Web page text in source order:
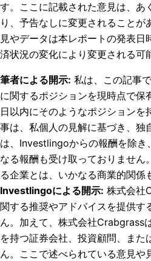
す。ここに記載された意見は、あ
り、予告なしに変更されること
見やデータは本レポートの発表
済状況の変化により変更される可
筆者による開示: 私は、この記事
に関するポジションを現時点で保
日以内にそのようなポジションを
事は、私個人の見解に基づき、独
は、Investlingoからの報酬を除き
なる報酬も受け取っておりません
る企業とは、いかなる商業的関係
Investlingoによる開示: 株式会社
関する推奨やアドバイスを提供す
ん。加えて、株式会社Crabgrass
を持つ証券会社、投資顧問、また
ん。ここで述べられている意見や